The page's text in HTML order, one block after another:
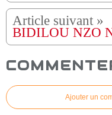
Ajouter un